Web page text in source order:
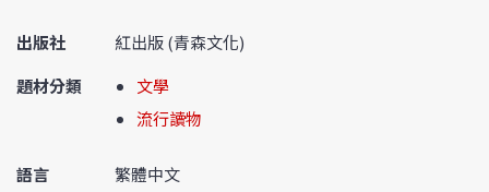
出版社
紅出版 (青森文化)
題材分類
文學
流行讀物
語言
繁體中文